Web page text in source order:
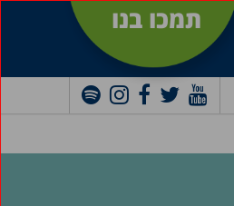
תמכו בנו